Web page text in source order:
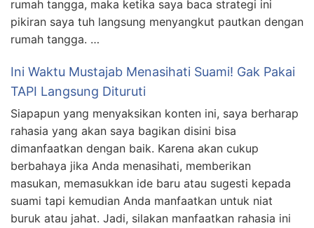
rumah tangga, maka ketika saya baca strategi ini
pikiran saya tuh langsung menyangkut pautkan dengan
rumah tangga. …
Ini Waktu Mustajab Menasihati Suami! Gak Pakai
TAPI Langsung Dituruti
Siapapun yang menyaksikan konten ini, saya berharap
rahasia yang akan saya bagikan disini bisa
dimanfaatkan dengan baik. Karena akan cukup
berbahaya jika Anda menasihati, memberikan
masukan, memasukkan ide baru atau sugesti kepada
suami tapi kemudian Anda manfaatkan untuk niat
buruk atau jahat. Jadi, silakan manfaatkan rahasia ini